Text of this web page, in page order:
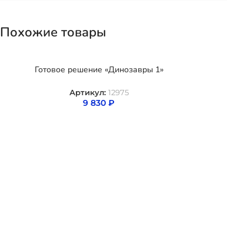
Похожие товары
Готовое решение «Динозавры 1»
Артикул: 12975
9 830 ₽